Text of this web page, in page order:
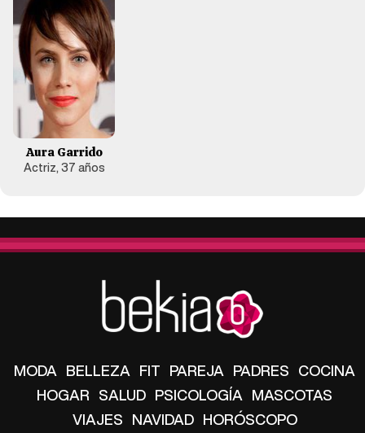
Aura Garrido
Actriz, 37 años
MODA BELLEZA FIT PAREJA PADRES COCINA
HOGAR SALUD PSICOLOGÍA MASCOTAS
VIAJES NAVIDAD HORÓSCOPO